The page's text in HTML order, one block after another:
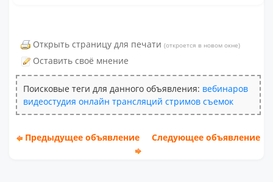
Открыть страницу для печати (откроется в новом окне)
Оставить своё мнение
Поисковые теги для данного объявления: вебинаров
видеостудия онлайн трансляций стримов съемок
Предыдущее объявление Следующее объявление